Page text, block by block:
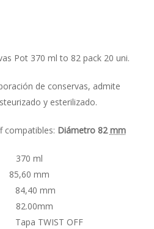
Pot 370 ml to 82 pack 20 uni.
de conservas, admite
y esterilizado.
compatibles: Diámetro 82mm
ml
85,60 mm
mm
TWIST OFF